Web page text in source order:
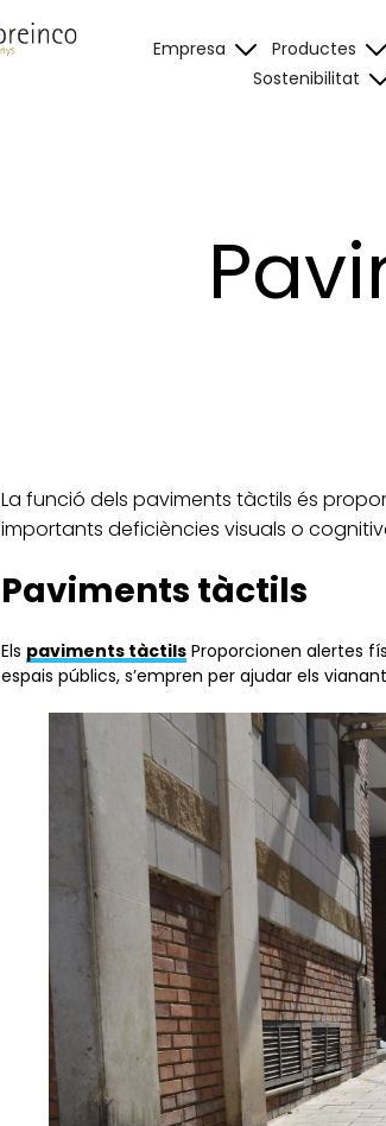
Empresa Productes
Sostenibilitat
La funció dels paviments tàctils és
importants deficiències visuals o
Paviments tàctils
Els paviments tàctils Proporcionen alertes
espais públics, s’empren per ajudar els